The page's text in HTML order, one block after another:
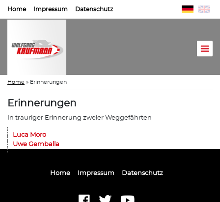
Home Impressum Datenschutz
Home » Erinnerungen
Erinnerungen
In trauriger Erinnerung zweier Weggefährten
Luca Moro
Uwe Gemballa
Home Impressum Datenschutz